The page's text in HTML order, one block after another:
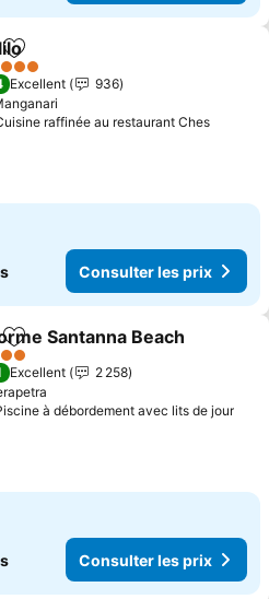
Ajouter à mes favoris
Excellent
936
raffinée au restaurant Ches
Consulter les prix
Ajouter à mes favoris
Santanna Beach
Excellent
2 258
à débordement avec lits de jour
Consulter les prix